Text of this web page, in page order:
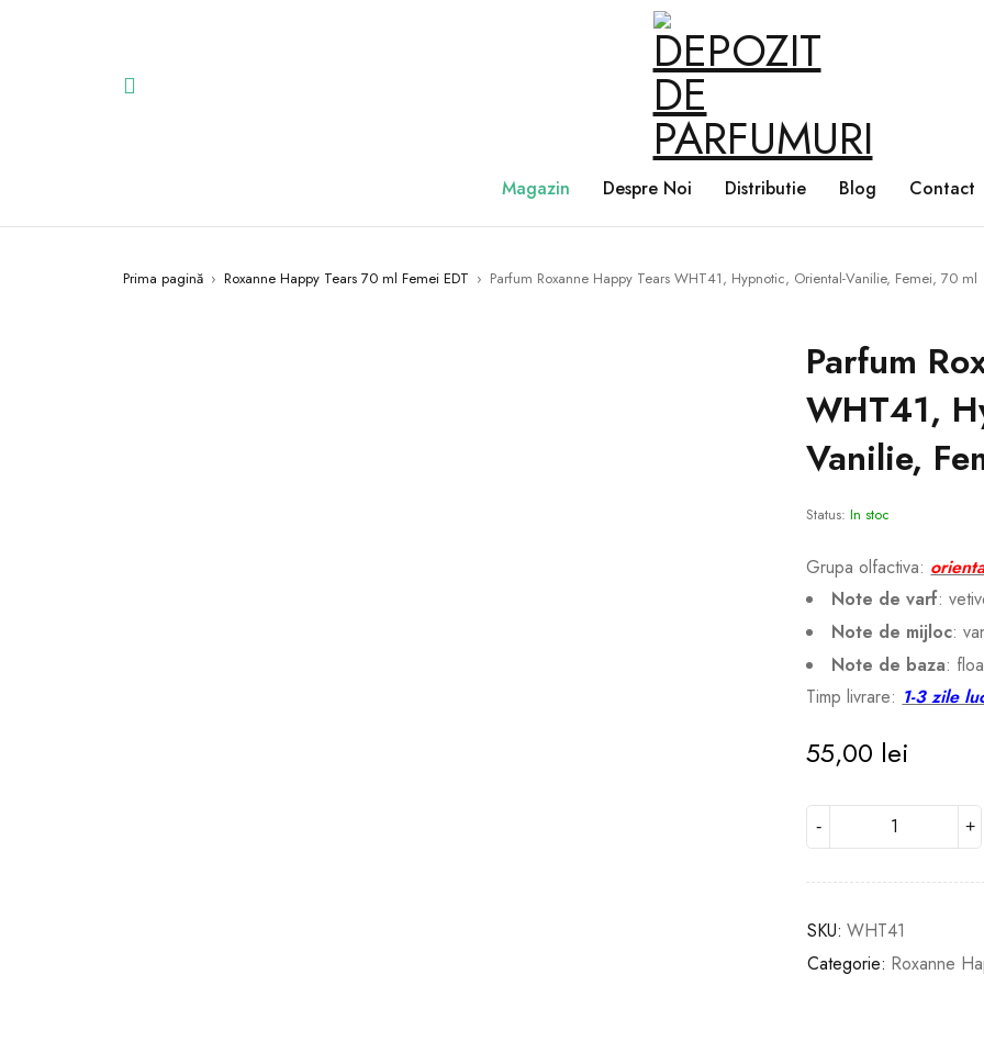
Magazin Despre Noi Distributie Blog Contact
Prima pagină › Roxanne Happy Tears 70 ml Femei EDT › Parfum Roxanne Happy Tears WHT41, Hypnotic, Oriental-Vanilie, Femei, 70 ml
Parfum
WHT41,
Vanilie,
Status: In stoc
Grupa olfactiva:
Note de varf:
Note de mijloc:
Note de baza:
Timp livrare: 1-3 zile
55,00 lei
SKU: WHT41
Categorie: Roxanne